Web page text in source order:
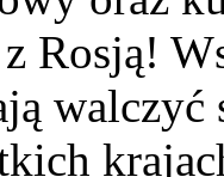
Rosją!
walczyć